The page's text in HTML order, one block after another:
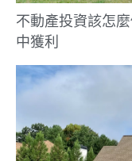
不動產投資該怎
中獲利